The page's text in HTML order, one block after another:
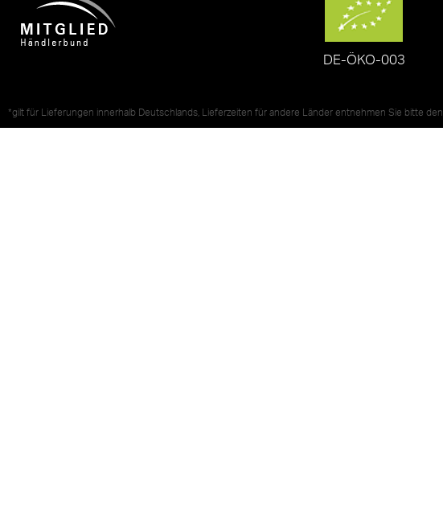
DE-ÖKO-003
*gilt für Lieferungen innerhalb Deutschlands, Lieferzeiten für andere Länder entnehmen Sie bitte den